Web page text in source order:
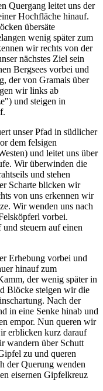
Quergang leitet uns der
Hochfläche hinauf.
übersäte
wenig später zum
wir rechts von der
nächstes Ziel sein
Bergsees vorbei und
der von Gramais über
wir links ab
und steigen in
unser Pfad in südlicher
dem felsigen
und leitet uns über
Wir überwinden die
und stehen
Scharte blicken wir
von uns erkennen wir
Wir wenden uns nach
vorbei.
steuern auf einen
Erhebung vorbei und
hinauf zum
der wenig später in
Blöcke steigen wir die
Nach der
in eine Senke hinab und
empor. Nun queren wir
erblicken kurz darauf
wandern über Schutt
zu und queren
der Querung wenden
eisernen Gipfelkreuz